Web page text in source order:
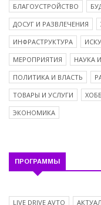
БЛАГОУСТРОЙСТВО
ДОСУГ И РАЗВЛЕЧЕНИЯ
ИНФРАСТРУКТУРА
МЕРОПРИЯТИЯ
НАУКА
ПОЛИТИКА И ВЛАСТЬ
ТОВАРЫ И УСЛУГИ
ЭКОНОМИКА
ПРОГРАММЫ
LIVE DRIVE AVTO